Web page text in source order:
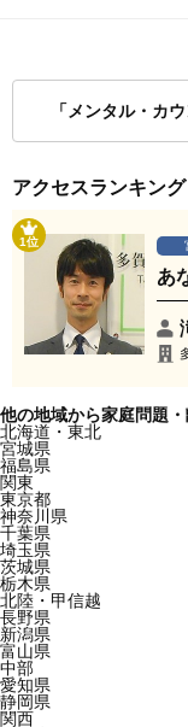
「メンタル・カ
アクセスランキング
1位
あ
他の地域から家庭問題
北海道・東北
宮城県
福島県
関東
東京都
神奈川県
千葉県
埼玉県
茨城県
栃木県
北陸・甲信越
長野県
新潟県
富山県
中部
愛知県
静岡県
関西